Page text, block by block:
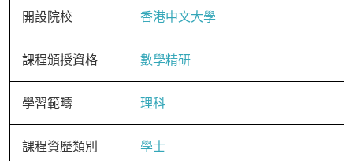
開設院校 香港中文大學
課程頒授資格 數學精研
學習範疇 理科
課程資歷類別 學士